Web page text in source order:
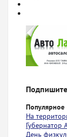
Популярное
На
Губернатор
День